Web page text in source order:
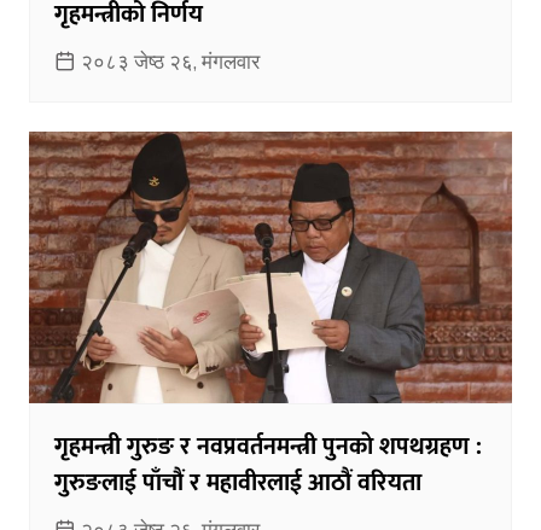
गृहमन्त्रीको निर्णय
२०८३ जेष्ठ २६, मंगलवार
गृहमन्त्री गुरुङ र नवप्रवर्तनमन्त्री पुनकाे शपथग्रहण :
गुरुङलाई पाँचौं र महावीरलाई आठौं वरियता